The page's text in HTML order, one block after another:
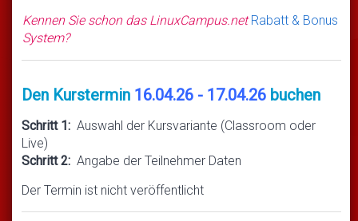
Kennen Sie schon das LinuxCampus.netRabatt & Bonus
System?
Den Kurstermin 16.04.26 - 17.04.26 buchen
Schritt 1: Auswahl der Kursvariante (Classroom oder
Live)
Schritt 2: Angabe der Teilnehmer Daten
Der Termin ist nicht veröffentlicht